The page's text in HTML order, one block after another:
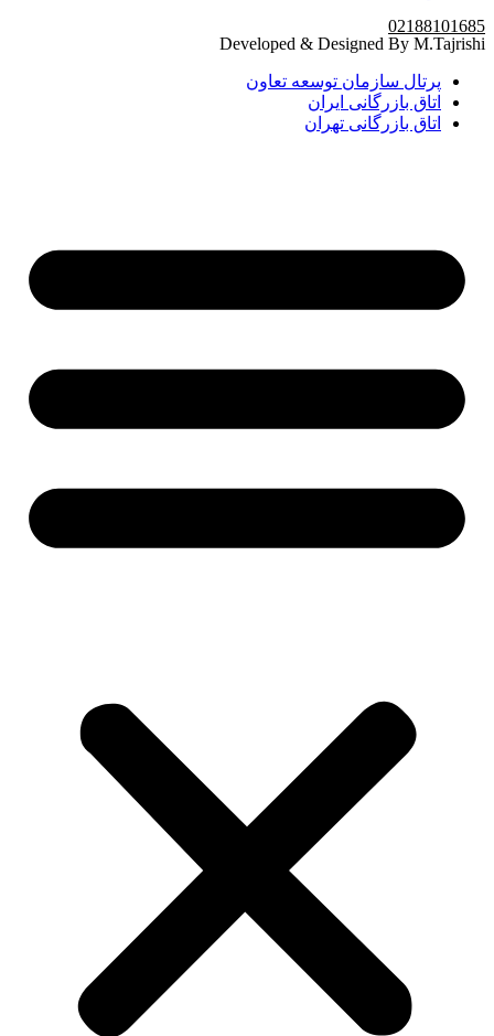
02188101685
Developed & Designed By M.Tajrishi
پرتال سازمان توسعه تعاون
اتاق بازرگانی ایران
اتاق بازرگانی تهران